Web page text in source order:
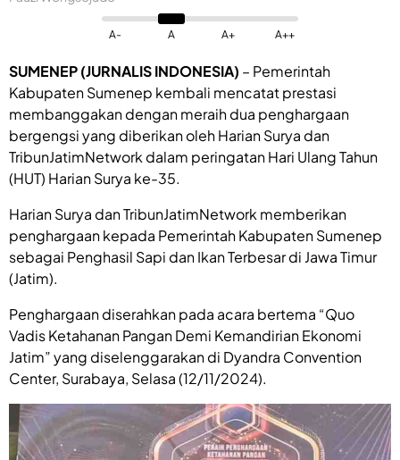
A- A A+ A++
SUMENEP (JURNALIS INDONESIA) – Pemerintah
Kabupaten Sumenep kembali mencatat prestasi
membanggakan dengan meraih dua penghargaan
bergengsi yang diberikan oleh Harian Surya dan
TribunJatimNetwork dalam peringatan Hari Ulang Tahun
(HUT) Harian Surya ke-35.
Harian Surya dan TribunJatimNetwork memberikan
penghargaan kepada Pemerintah Kabupaten Sumenep
sebagai Penghasil Sapi dan Ikan Terbesar di Jawa Timur
(Jatim).
Penghargaan diserahkan pada acara bertema “Quo
Vadis Ketahanan Pangan Demi Kemandirian Ekonomi
Jatim” yang diselenggarakan di Dyandra Convention
Center, Surabaya, Selasa (12/11/2024).